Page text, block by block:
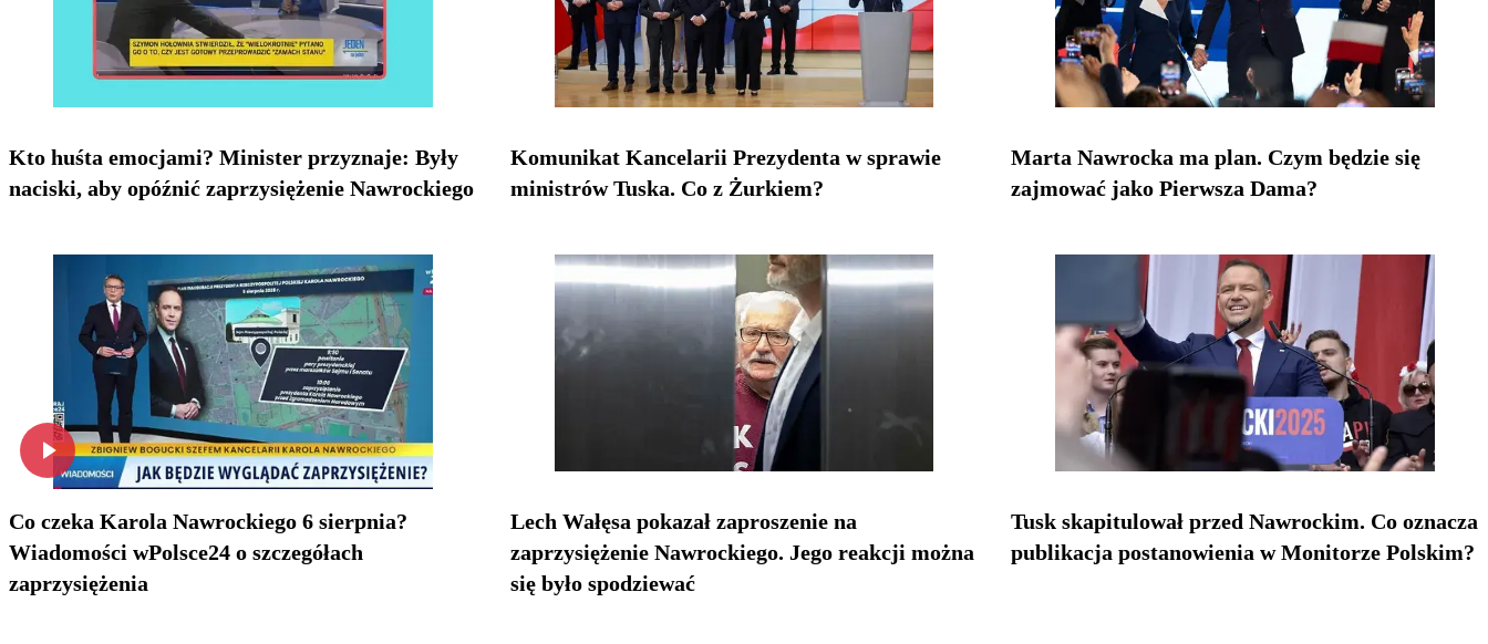
Kto huśta emocjami? Minister przyznaje: Były
naciski, aby opóźnić zaprzysiężenie Nawrockiego
Komunikat Kancelarii Prezydenta w sprawie
ministrów Tuska. Co z Żurkiem?
Marta Nawrocka ma plan. Czym będzie się
zajmować jako Pierwsza Dama?
Co czeka Karola Nawrockiego 6 sierpnia?
Wiadomości wPolsce24 o szczegółach
zaprzysiężenia
Lech Wałęsa pokazał zaproszenie na
zaprzysiężenie Nawrockiego. Jego reakcji można
się było spodziewać
Tusk skapitulował przed Nawrockim. Co oznacza
publikacja postanowienia w Monitorze Polskim?